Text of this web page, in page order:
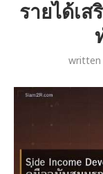
รายได้เส
written